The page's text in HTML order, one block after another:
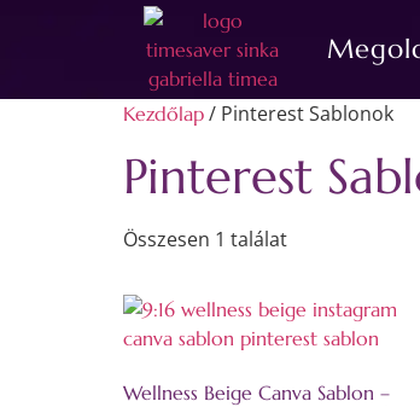
Kezdőlap / Pinterest Sablonok
Pinterest
Összesen 1 találat
Wellness Beige Canva Sablon –